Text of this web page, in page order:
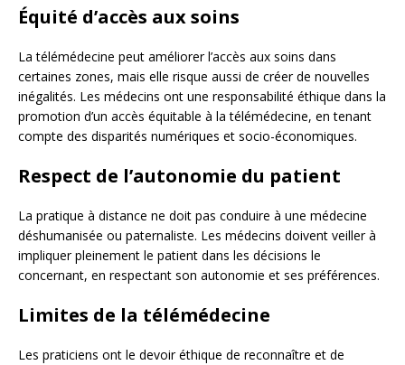
Équité d’accès aux soins
La télémédecine peut améliorer l’accès aux soins dans
certaines zones, mais elle risque aussi de créer de nouvelles
inégalités. Les médecins ont une responsabilité éthique dans la
promotion d’un accès équitable à la télémédecine, en tenant
compte des disparités numériques et socio-économiques.
Respect de l’autonomie du patient
La pratique à distance ne doit pas conduire à une médecine
déshumanisée ou paternaliste. Les médecins doivent veiller à
impliquer pleinement le patient dans les décisions le
concernant, en respectant son autonomie et ses préférences.
Limites de la télémédecine
Les praticiens ont le devoir éthique de reconnaître et de